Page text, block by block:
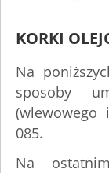
KORKI
Na
sposoby
(wlewowego
085.
Na